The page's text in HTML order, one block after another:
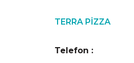
MAĞAZALARTERRA PİZZA
Telefon :